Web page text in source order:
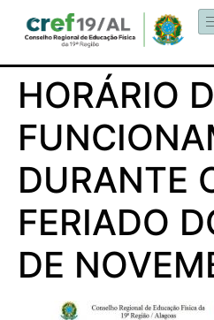
HORÁRIO
DURANTE
FERIADO
DE